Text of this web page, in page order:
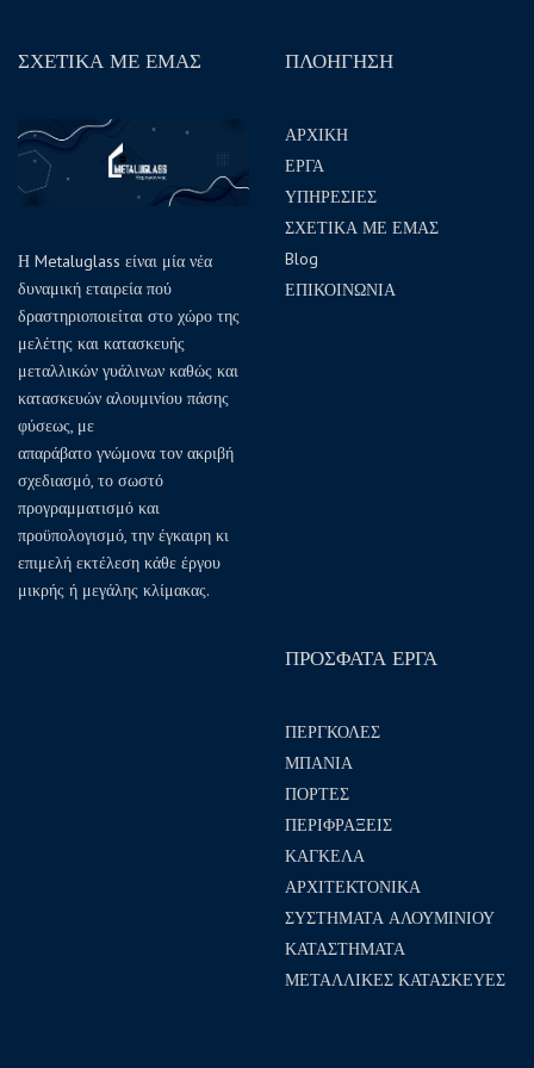
ΣΧΕΤΙΚΑ ΜΕ ΕΜΑΣ
Η Metaluglass είναι μία νέα
δυναμική εταιρεία πού
δραστηριοποιείται στο χώρο της
μελέτης και κατασκευής
μεταλλικών γυάλινων καθώς και
κατασκευών αλουμινίου πάσης
φύσεως, με
απαράβατο γνώμονα τον ακριβή
σχεδιασμό, το σωστό
προγραμματισμό και
προϋπολογισμό, την έγκαιρη κι
επιμελή εκτέλεση κάθε έργου
μικρής ή μεγάλης κλίμακας.
ΠΛΟΗΓΗΣΗ
ΑΡΧΙΚΗ
ΕΡΓΑ
ΥΠΗΡΕΣΙΕΣ
ΣΧΕΤΙΚΑ ΜΕ ΕΜΑΣ
Blog
ΕΠΙΚΟΙΝΩΝΙΑ
ΠΡΟΣΦΑΤΑ ΕΡΓΑ
ΠΕΡΓΚΟΛΕΣ
ΜΠΑΝΙΑ
ΠΟΡΤΕΣ
ΠΕΡΙΦΡΑΞΕΙΣ
ΚΑΓΚΕΛΑ
ΑΡΧΙΤΕΚΤΟΝΙΚΑ
ΣΥΣΤΗΜΑΤΑ ΑΛΟΥΜΙΝΙΟΥ
ΚΑΤΑΣΤΗΜΑΤΑ
ΜΕΤΑΛΛΙΚΕΣ ΚΑΤΑΣΚΕΥΕΣ